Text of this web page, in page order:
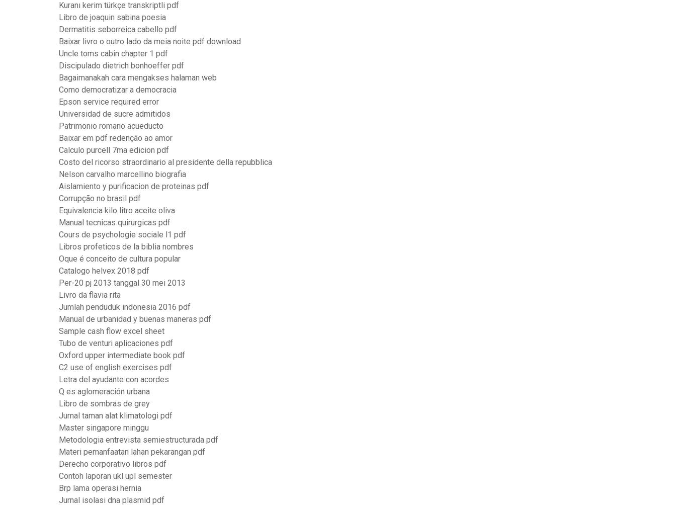
Kuranı kerim türkçe transkriptli pdf
Libro de joaquin sabina poesia
Dermatitis seborreica cabello pdf
Baixar livro o outro lado da meia noite pdf download
Uncle toms cabin chapter 1 pdf
Discipulado dietrich bonhoeffer pdf
Bagaimanakah cara mengakses halaman web
Como democratizar a democracia
Epson service required error
Universidad de sucre admitidos
Patrimonio romano acueducto
Baixar em pdf redenção ao amor
Calculo purcell 7ma edicion pdf
Costo del ricorso straordinario al presidente della repubblica
Nelson carvalho marcellino biografia
Aislamiento y purificacion de proteinas pdf
Corrupção no brasil pdf
Equivalencia kilo litro aceite oliva
Manual tecnicas quirurgicas pdf
Cours de psychologie sociale l1 pdf
Libros profeticos de la biblia nombres
Oque é conceito de cultura popular
Catalogo helvex 2018 pdf
Per-20 pj 2013 tanggal 30 mei 2013
Livro da flavia rita
Jumlah penduduk indonesia 2016 pdf
Manual de urbanidad y buenas maneras pdf
Sample cash flow excel sheet
Tubo de venturi aplicaciones pdf
Oxford upper intermediate book pdf
C2 use of english exercises pdf
Letra del ayudante con acordes
Q es aglomeración urbana
Libro de sombras de grey
Jurnal taman alat klimatologi pdf
Master singapore minggu
Metodologia entrevista semiestructurada pdf
Materi pemanfaatan lahan pekarangan pdf
Derecho corporativo libros pdf
Contoh laporan ukl upl semester
Brp lama operasi hernia
Jurnal isolasi dna plasmid pdf